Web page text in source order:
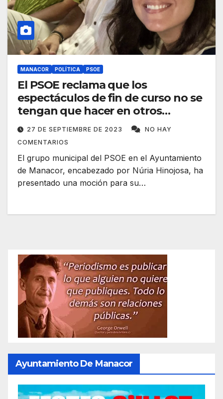
MANACOR POLÍTICA PSOE
El PSOE reclama que los
espectáculos de fin de curso no se
tengan que hacer en otros
municipios
27 DE SEPTIEMBRE DE 2023
NO HAY
COMENTARIOS
El grupo municipal del PSOE en el Ayuntamiento
de Manacor, encabezado por Núria Hinojosa, ha
presentado una moción para su…
Ayuntamiento De Manacor